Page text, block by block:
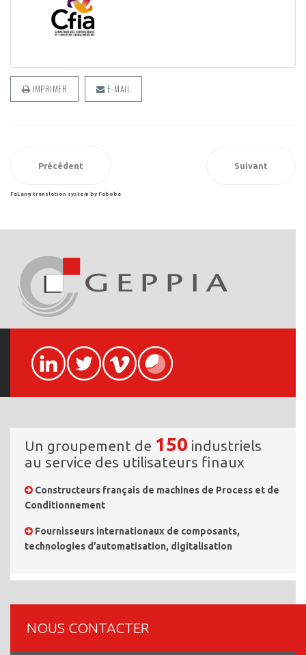
IMPRIMER E-MAIL
Précédent Suivant
FaLang translation system by Faboba
Un groupement de 150 industriels
au service des utilisateurs finaux
Constructeurs français de machines de Process et de
Conditionnement
Fournisseurs internationaux de composants,
technologies d’automatisation, digitalisation
NOUS CONTACTER